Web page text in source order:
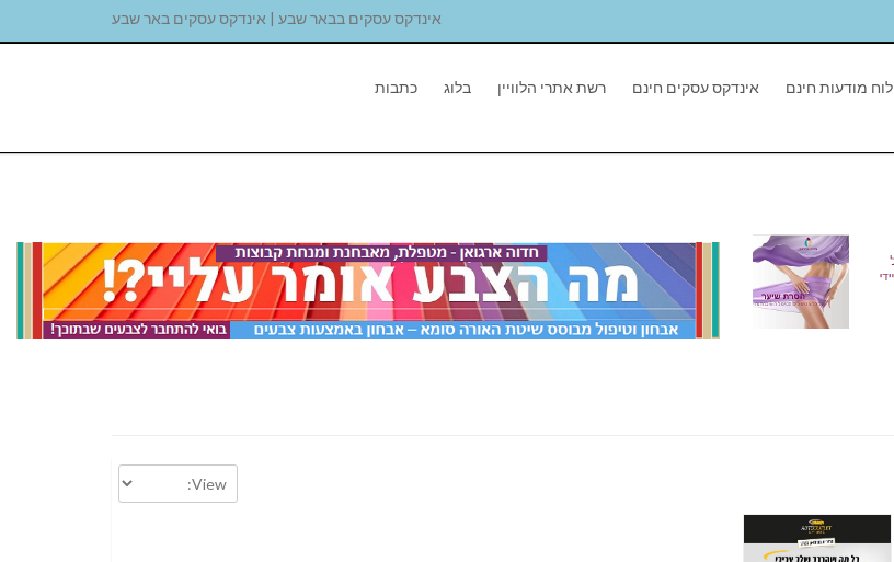
אינדקס עסקים בבאר שבע | אינדקס עסקים באר שבע
לוח מודעות חינם אינדקס עסקים חינם רשת אתרי הלוויין בלוג כתבות